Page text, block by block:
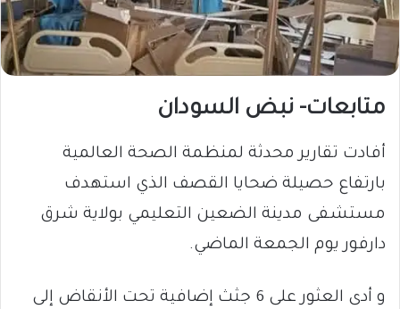
متابعات- نبض السودان
​أفادت تقارير محدثة لمنظمة الصحة العالمية
بارتفاع حصيلة ضحايا القصف الذي استهدف
مستشفى مدينة الضعين التعليمي بولاية شرق
دارفور يوم الجمعة الماضي.
و أدى العثور على 6 جثث إضافية تحت الأنقاض إلى